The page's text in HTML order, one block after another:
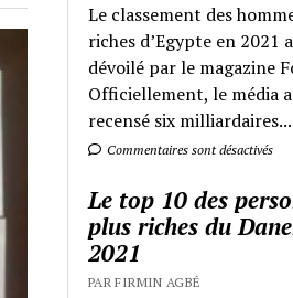
Le classement des
riches d’Egypte en 2021
dévoilé par le magazine
Officiellement, le média
recensé six milliardaires...
Commentaires sont désactivés
Le top 10 des
plus riches du
2021
PAR FIRMIN AGBÉ